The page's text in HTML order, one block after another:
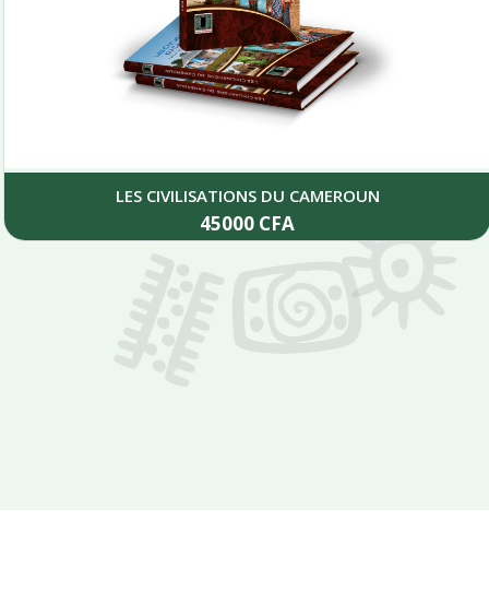
LES CIVILISATIONS DU CAMEROUN
CFA